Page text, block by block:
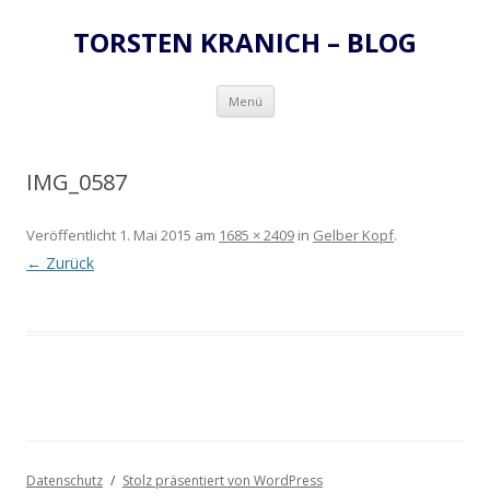
TORSTEN KRANICH – BLOG
Menü Zum
springen
IMG_0587
Veröffentlicht 1. Mai 2015 am 1685 × 2409 in Gelber Kopf.
← Zurück
Datenschutz Stolz präsentiert von WordPress